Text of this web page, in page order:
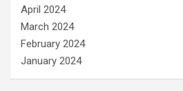
April 2024
March 2024
February 2024
January 2024